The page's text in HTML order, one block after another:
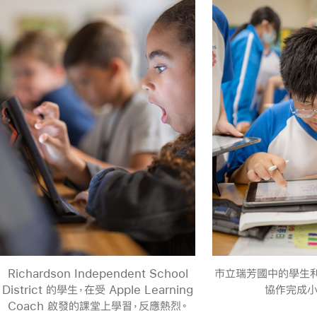
Richardson Independent School
District 的學生，在受 Apple Learning
Coach 啟發的課堂上學習， 反應熱烈。
市立瑞芳國中的學
協作完成